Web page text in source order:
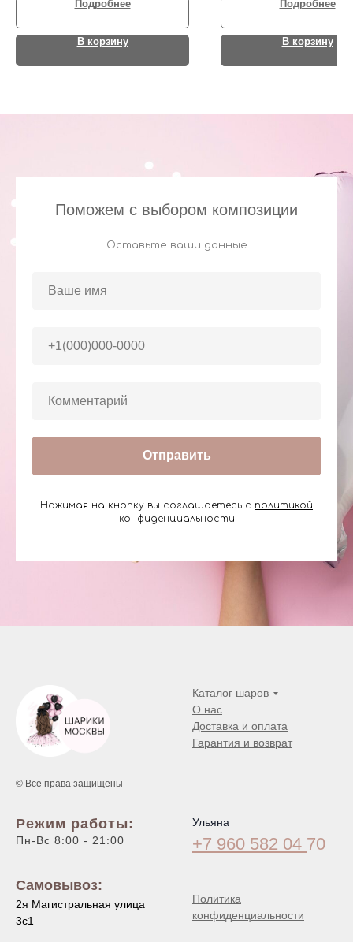
Подробнее
В корзину
Подробнее
В корзину
Поможем с выбором композиции
Оставьте ваши данные
Отправить
Нажимая на кнопку вы соглашаетесь с политикой
конфиденциальности
© Все права защищены
Каталог шаров
О нас
Доставка и оплата
Гарантия и возврат
Режим работы:
Пн-Вс 8:00 - 21:00
Самовывоз:
2я Магистральная улица
3с1
Ульяна
+7 960 582 04 70
Политика
конфиденциальности